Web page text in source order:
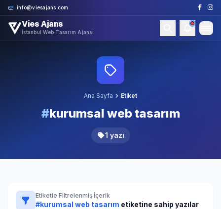
Skip to content
info@viesajans.com
Vies Ajans
İstanbul Web Tasarım Ajansı
Ana Sayfa Etiket
#kurumsal web tasarım
1 yazı
Etiketle Filtrelenmiş İçerik
#kurumsal web tasarım etiketine sahip yazılar